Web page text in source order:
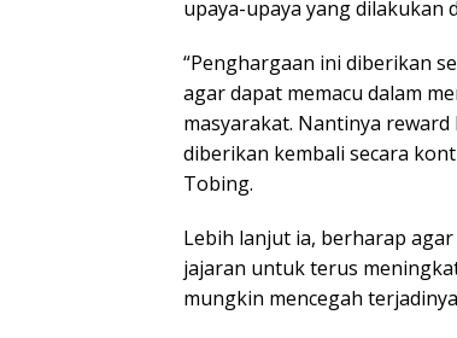
upaya-upaya yang dilakukan
“Penghargaan ini diberikan
agar dapat memacu dalam
masyarakat. Nantinya
diberikan kembali secara
Tobing.
Lebih lanjut ia, berharap
jajaran untuk terus
mungkin mencegah